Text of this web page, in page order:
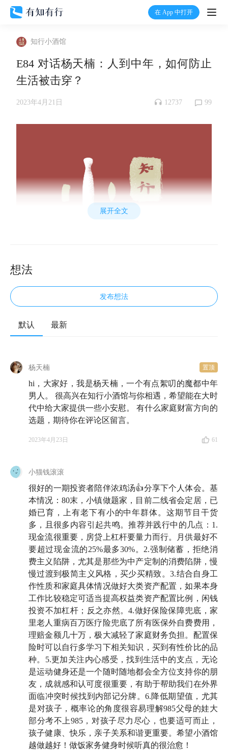
在 App 中打开
打
加入我们
知行小酒馆
E84 对话杨天楠：人到中年，如何防止
生活被击穿？
2023年4月21日 12737 99
今天，我们很开心地邀请到了高人气嘉宾杨天楠返场，
并且有幸邀请到他正式来小酒馆开启了一个围绕都市中
青年生活展开、旨在研究如何帮助这个人群更好地面对
未来的新系列。接下来，你将收听到的是这个系列的开
篇节目。
25 至 40 岁」这样的人群概括为「三中人群」。他们有
可能是正在收听这期节目的你，也可能是我们关心的亲
友。一方面，他们已经在职业上取得了不错的成绩，而
另外一方面，势必需要面对未来 10 年、 20 年的经济转
型，承担越来越多的家庭责任。
因此，天楠试图从自身的困惑出发，帮助大家理解「三
中人群」面临了哪些困境？这些困境是如何形成的？又
应该如何调整心态？
中年生活的种种难题，不像买卖一套房那么具体。因
此，这一期的风格也和房产那一期不太一样，你将听到
天楠平时在生活中积累的大量观察。它更像是一次朋友
间的聊天会，所以，我也想要邀请你在评论区加入我
们，分享你觉察到的那些微妙的「中年时刻」，可能是
共鸣，也可能是那些与大家都不一样的体验。
祝你收听愉快。
最后，如果你有长期投资
的需求，非常欢迎你进一步
了解「长钱账户」，这是「知行小酒馆」全员持有的基
展开全文
想法
发布想法
默认 最新
杨天楠 置顶
hi，大家好，我是杨天楠，一个有点絮叨的魔都中年
男人。 很高兴在知行小酒馆与你相遇，希望能在大时
代中给大家提供一些小安慰。 有什么家庭财富方向的
选题，期待你在评论区留言。
2023年4月23日 61
小猫钱滚滚
很好的一期投资者陪伴浓鸡汤👍分享下个人体会。基
本情况：80末，小镇做题家，目前二线省会定居，已
婚已育，上有老下有小的中年群体。这期节目干货
多，且很多内容引起共鸣。推荐并践行中的几点：1.
现金流很重要，房贷上杠杆要量力而行。月供最好不
要超过现金流的25%最多30%。2.强制储蓄，拒绝消
费主义陷阱，尤其是那些为中产定制的消费陷阱，慢
慢过渡到极简主义风格，买少买精致。3.结合自身工
作性质和家庭具体情况做好大类资产配置，如果本身
工作比较稳定可适当提高权益类资产配置比例，闲钱
投资不加杠杆；反之亦然。4.做好保险保障兜底，家
里老人重病百万医疗险兜底了所有医保外自费费用，
理赔金额几十万，极大减轻了家庭财务负担。配置保
险时可以自行多学习下相关知识，买到有性价比的品
种。5.更加关注内心感受，找到生活中的支点，无论
是运动健身还是一个随时随地都会全方位支持你的朋
友，成就感和认可度很重要，有助于帮助我们在外界
面临冲突时候找到内部记分牌。6.降低期望值，尤其
是对孩子，概率论的角度很容易理解985父母的娃大
部分考不上985，对孩子尽力尽心，也要适可而止，
孩子健康、快乐，亲子关系和谐更重要。希望小酒馆
越做越好！做饭家务健身时候听真的很治愈！